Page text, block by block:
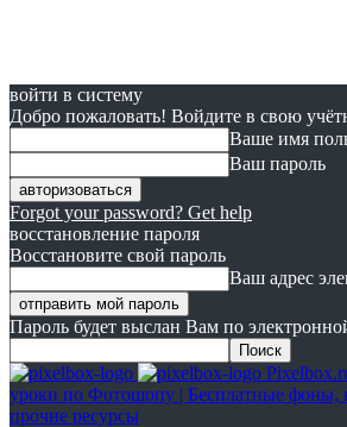
войти в систему
Добро пожаловать! Войдите в свою
Ваше имя
Ваш пароль
Forgot your password? Get help
восстановление пароля
Восстановите свой пароль
Ваш адрес
Пароль будет выслан Вам по
уроки по Фотошопу | Бесплатные фоны,
прочие ресурсы